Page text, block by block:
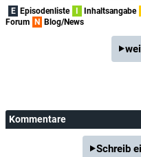
E Episodenliste I Inhaltsangabe
Forum N Blog/News
Kommentare
Schreib